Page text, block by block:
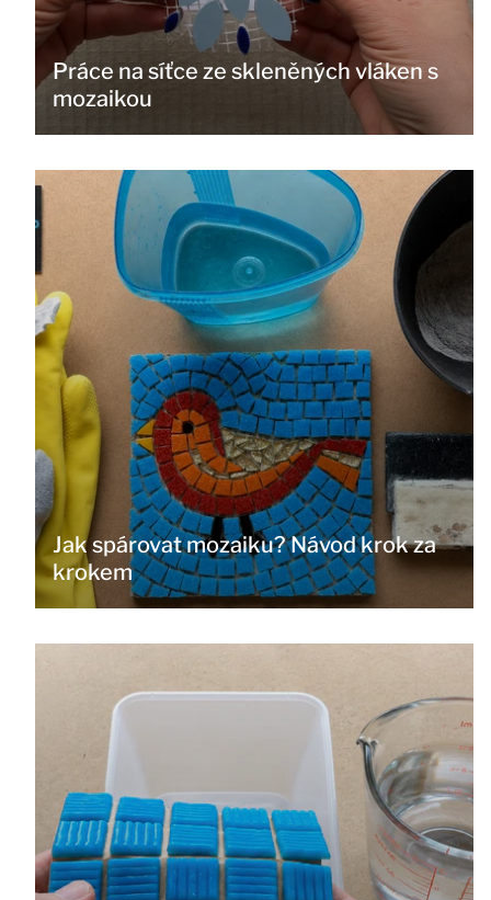
Práce na síťce ze skleněných vláken s
mozaikou
Jak spárovat mozaiku? Návod krok za
krokem